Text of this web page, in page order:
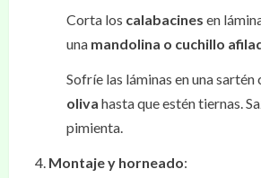
Corta los calabacines en
una mandolina o cuchillo
Sofríe las láminas en una sartén
oliva hasta que estén tiernas.
pimienta.
Montaje y horneado: